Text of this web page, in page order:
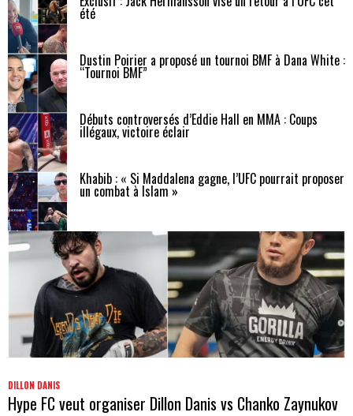
été
Dustin Poirier a proposé un tournoi BMF à Dana White :
“Tournoi BMF”
Débuts controversés d’Eddie Hall en MMA : Coups
illégaux, victoire éclair
Khabib : « Si Maddalena gagne, l’UFC pourrait proposer
un combat à Islam »
DILLON DANIS
Hype FC veut organiser Dillon Danis vs Chanko Zaynukov